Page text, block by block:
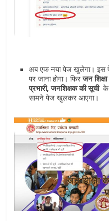
अब एक नया पेज खुलेगा।
पर जाना होगा। फिरजन
प्रभारी, जनशिक्षक की सूची के
सामने पेज खुलकर आएगा।